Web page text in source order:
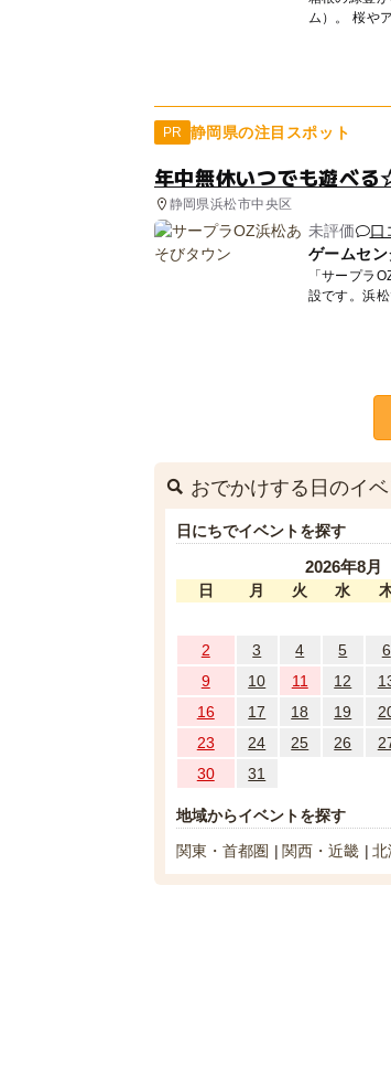
ム）。 桜やアジサイ、紅葉など、四季のうつろいのなかで作品の新たな一面が見えてくるか
PR 静岡県の注目スポット
年中無休いつでも遊べ
静岡県浜松市中央区
未評価
口
ゲームセ
「サープラ
設です。浜
おでかけする日のイ
日にちでイベントを探す
2026年8月
日
月 火 水
2
3 4 5 6
9
10 11 12
16
17 18 19
23
24 25 26
30
31
地域からイベントを探す
関東・首都圏
関西・近畿 北